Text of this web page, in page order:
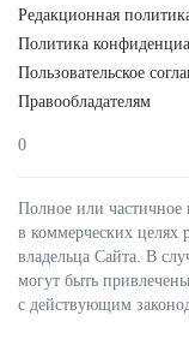
Редакционная
Политика
Пользовательское
Правообладателям
0
Полное или частичное
в коммерческих целях
владельца Сайта. В
могут быть
с действующим